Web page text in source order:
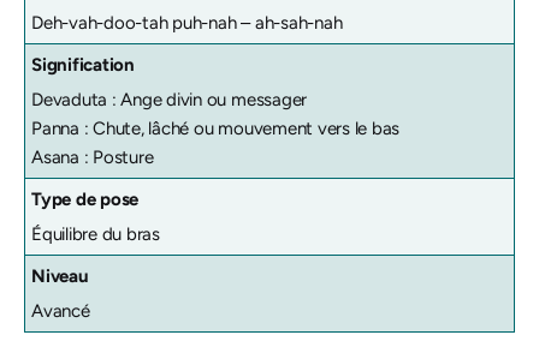
Deh-vah-doo-tah puh-nah – ah-sah-nah
Signification
Devaduta : Ange divin ou messager
Panna : Chute, lâché ou mouvement vers le bas
Asana : Posture
Type de pose
Équilibre du bras
Niveau
Avancé